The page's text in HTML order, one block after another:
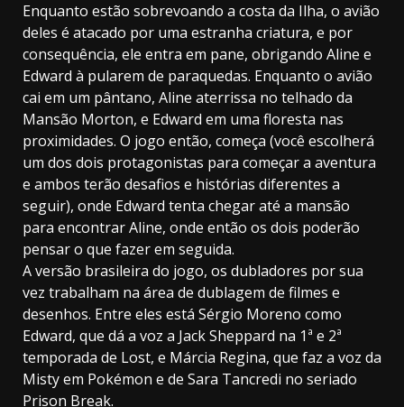
Enquanto estão sobrevoando a costa da Ilha, o avião
deles é atacado por uma estranha criatura, e por
consequência, ele entra em pane, obrigando Aline e
Edward à pularem de paraquedas. Enquanto o avião
cai em um pântano, Aline aterrissa no telhado da
Mansão Morton, e Edward em uma floresta nas
proximidades. O jogo então, começa (você escolherá
um dos dois protagonistas para começar a aventura
e ambos terão desafios e histórias diferentes a
seguir), onde Edward tenta chegar até a mansão
para encontrar Aline, onde então os dois poderão
pensar o que fazer em seguida.
A versão brasileira do jogo, os dubladores por sua
vez trabalham na área de dublagem de filmes e
desenhos. Entre eles está Sérgio Moreno como
Edward, que dá a voz a Jack Sheppard na 1ª e 2ª
temporada de Lost, e Márcia Regina, que faz a voz da
Misty em Pokémon e de Sara Tancredi no seriado
Prison Break.